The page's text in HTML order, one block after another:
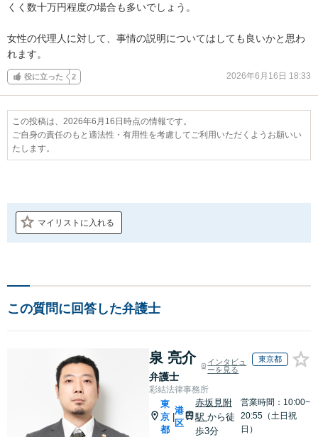
くく数十万円程度の場合も多いでしょう。
女性の代理人に対して、事情の説明についてはしても良いかと思わ
れます。
役に立った 2 2026年6月16日 18:33
この投稿は、2026年6月16日時点の情報です。
ご自身の責任のもと適法性・有用性を考慮してご利用いただくようお願いい
たします。
マイリストに入れる
この質問に回答した弁護士
泉 亮介
弁護士
インタビュ
ーを見る
東京都
彩結法律事務所
東
京
都
港
区
赤坂見附
駅 から徒
歩3分
営業時間：10:00~
20:55（土日祝
日）